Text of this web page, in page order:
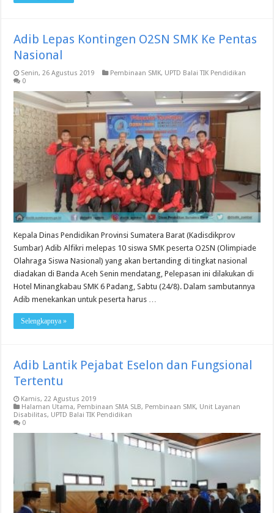
Adib Lepas Kontingen O2SN SMK Ke Pentas
Nasional
Senin, 26 Agustus 2019 Pembinaan SMK, UPTD Balai TIK Pendidikan
0
Kepala Dinas Pendidikan Provinsi Sumatera Barat (Kadisdikprov
Sumbar) Adib Alfikri melepas 10 siswa SMK peserta O2SN (Olimpiade
Olahraga Siswa Nasional) yang akan bertanding di tingkat nasional
diadakan di Banda Aceh Senin mendatang, Pelepasan ini dilakukan di
Hotel Minangkabau SMK 6 Padang, Sabtu (24/8). Dalam sambutannya
Adib menekankan untuk peserta harus …
Selengkapnya »
Adib Lantik Pejabat Eselon dan Fungsional
Tertentu
Kamis, 22 Agustus 2019
Halaman Utama, Pembinaan SMA SLB, Pembinaan SMK, Unit Layanan
Disabilitas, UPTD Balai TIK Pendidikan
0